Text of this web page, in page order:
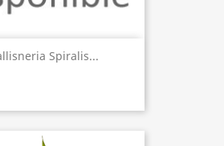
Spiralis...